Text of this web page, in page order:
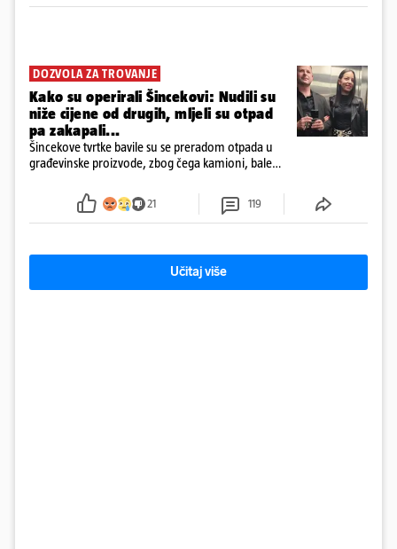
DOZVOLA ZA TROVANJE
Kako su operirali Šincekovi: Nudili su
niže cijene od drugih, mljeli su otpad
pa zakapali...
Šincekove tvrtke bavile su se preradom otpada u
građevinske proizvode, zbog čega kamioni, bale
21 119
Učitaj više